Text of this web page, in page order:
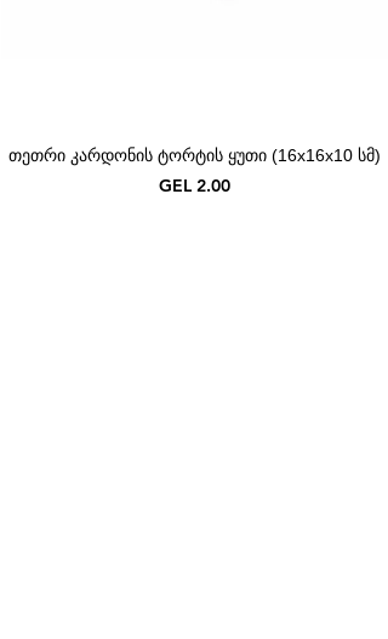
თეთრი კარდონის ტორტის ყუთი (16x16x10 სმ)
Price
GEL 2.00